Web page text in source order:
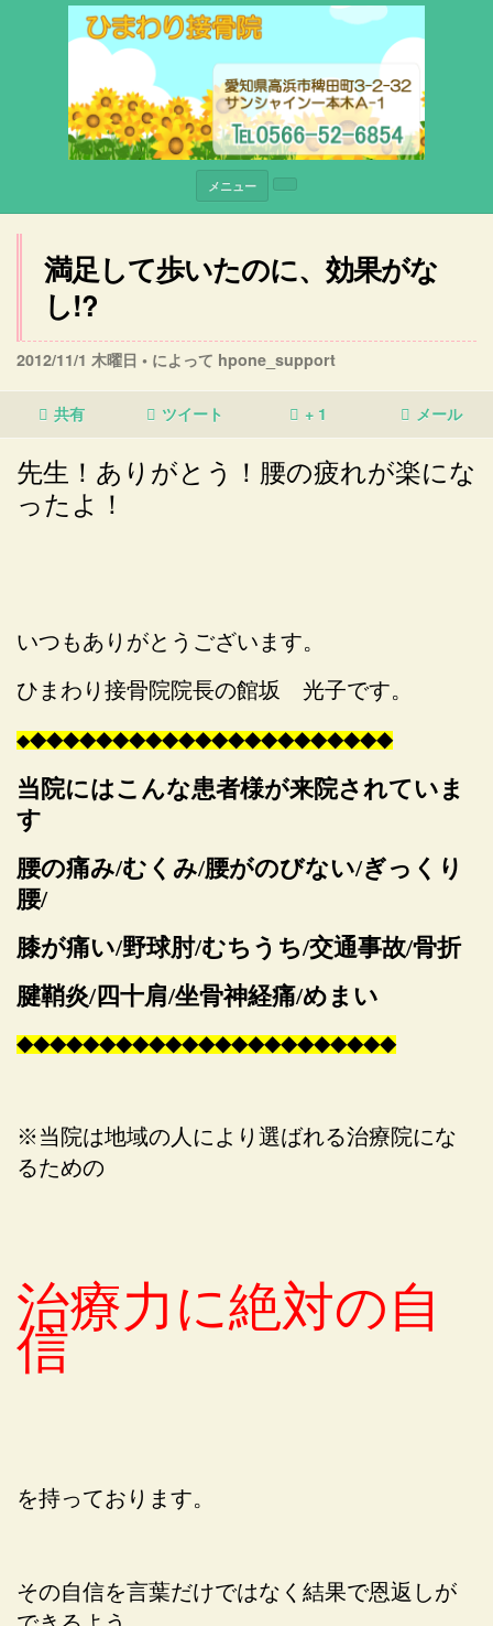
メニュー
満足して歩いたのに、効果がな
し!?
2012/11/1 木曜日 • によって hpone_support
共有 ツイート + 1 メール
先生！ありがとう！腰の疲れが楽にな
ったよ！
いつもありがとうございます。
ひまわり接骨院院長の館坂 光子です。
◆◆◆◆◆◆◆◆◆◆◆◆◆◆◆◆◆◆◆◆◆◆◆
当院にはこんな患者様が来院されていま
す
腰の痛み/むくみ/腰がのびない/ぎっくり
腰/
膝が痛い/野球肘/むちうち/交通事故/骨折
腱鞘炎/四十肩/坐骨神経痛/めまい
◆◆◆◆◆◆◆◆◆◆◆◆◆◆◆◆◆◆◆◆◆◆◆
※当院は地域の人により選ばれる治療院にな
るための
治療力に絶対の自
信
を持っております。
その自信を言葉だけではなく結果で恩返しが